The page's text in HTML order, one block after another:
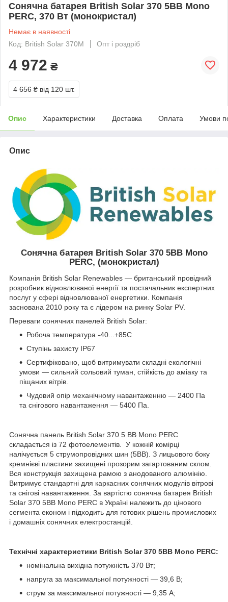
Сонячна батарея British Solar 370 5ВВ Mono
PERC, 370 Вт (монокристал)
Немає в наявності
Код: British Solar 370M
Опт і роздріб
4 972 ₴
4 656 ₴ від 120 шт.
Опис Характеристики Доставка Оплата Умови
Опис
Сонячна батарея British Solar 370 5ВВ Mono
PERC, (монокристал)
Компанія British Solar Renewables — британський провідний
розробник відновлюваної енергії та постачальник експертних
послуг у сфері відновлюваної енергетики. Компанія
заснована 2010 року та є лідером на ринку Solar PV.
Переваги сонячних панелей British Solar:
Робоча температура -40...+85С
Ступінь захисту IP67
Сертифіковано, щоб витримувати складні екологічні
умови — сильний сольовий туман, стійкість до аміаку та
піщаних вітрів.
Чудовий опір механічному навантаженню — 2400 Па
та снігового навантаження — 5400 Па.
Сонячна панель British Solar 370 5 ВВ Mono PERC
складається із 72 фотоелементів. У кожній комірці
налічується 5 струмопровідних шин (5BB). З лицьового боку
кремнієві пластини захищені прозорим загартованим склом.
Вся конструкція захищена рамою з анодованого алюмінію.
Витримує стандартні для каркасних сонячних модулів вітрові
та снігові навантаження. За вартістю сонячна батарея British
Solar 370 5ВВ Mono PERC в Україні належить до цінового
сегмента економ і підходить для готових рішень промислових
і домашніх сонячних електростанцій.
Технічні характеристики British Solar 370 5ВВ Mono PERC:
номінальна вихідна потужність 370 Вт;
напруга за максимальної потужності — 39,6 В;
струм за максимальної потужності — 9,35 А;